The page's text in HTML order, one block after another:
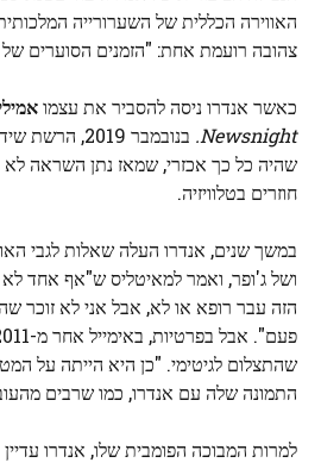
האווירה הכללית של השערורייה
צהובה רועמת אחת: "הזמנים הסוערים של
כאשר אנדרו ניסה להסביר את עצמו
Newsnight.
בנובמבר 2019,
שהיה כל כך אכזרי, שמאז נתן השראה
חוזרים בטלוויזיה.
במשך שנים, אנדרו העלה שאלות לגבי
ושל ג'ופר, ואמר למאיטליס ש"אף אחד לא
הזה עבר רופא או לא, אבל אני לא זוכר
שהתצלום לגיטימי. "כן היא הייתה על
התמונה שלה עם אנדרו, כמו שרבים
למרות המבוכה הפומבית שלו, אנדרו